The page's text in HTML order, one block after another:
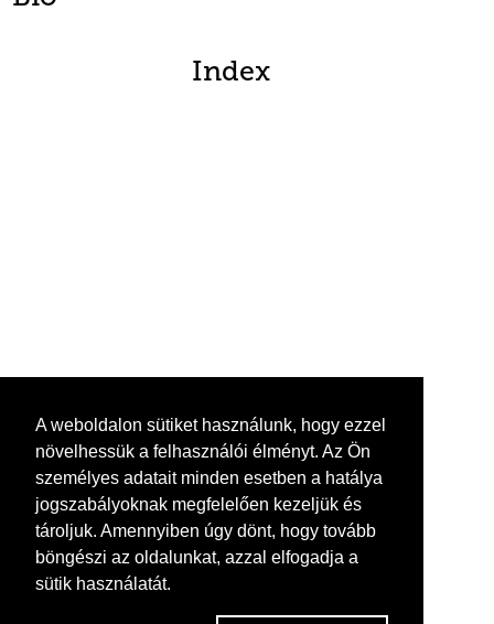
A weboldalon sütiket használunk, hogy ezzel
növelhessük a felhasználói élményt. Az Ön
személyes adatait minden esetben a hatálya
jogszabályoknak megfelelően kezeljük és
tároljuk. Amennyiben úgy dönt, hogy tovább
böngészi az oldalunkat, azzal elfogadja a
sütik használatát.
Index